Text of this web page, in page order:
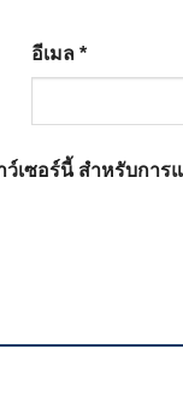
อีเมล*
เซอร์นี้ สำหรับการ